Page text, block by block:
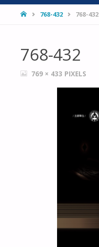
HOME768-432 768-432
768-432
FULL769 × 433 PIXELS